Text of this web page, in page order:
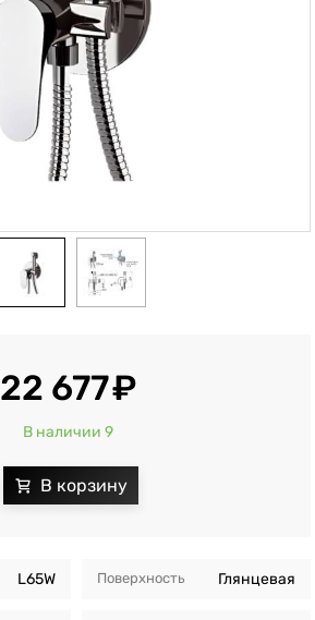
L65W Поверхность Глянцевая
22 677
В наличии 9